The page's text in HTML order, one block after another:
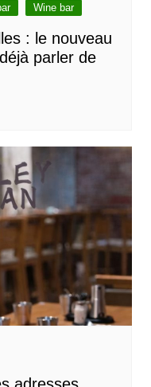
Wine bar
: le nouveau
parler de